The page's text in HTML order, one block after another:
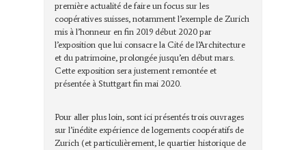
première actualité de faire un focus sur les
coopératives suisses, notamment l’exemple de Zurich
mis à l’honneur en fin 2019 début 2020 par
l’exposition que lui consacre la Cité de l’Architecture
et du patrimoine, prolongée jusqu’en début mars.
Cette exposition sera justement remontée et
présentée à Stuttgart fin mai 2020.
Pour aller plus loin, sont ici présentés trois ouvrages
sur l’inédite expérience de logements coopératifs de
Zurich (et particulièrement, le quartier historique de